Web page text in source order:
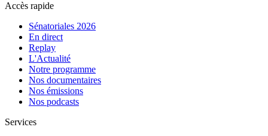
Accès rapide
Sénatoriales 2026
En direct
Replay
L'Actualité
Notre programme
Nos documentaires
Nos émissions
Nos podcasts
Services